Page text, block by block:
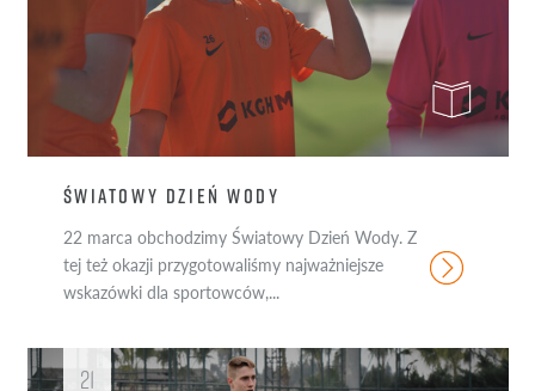
ŚWIATOWY DZIEŃ WODY
22 marca obchodzimy Światowy Dzień Wody. Z
tej też okazji przygotowaliśmy najważniejsze
wskazówki dla sportowców,...
21